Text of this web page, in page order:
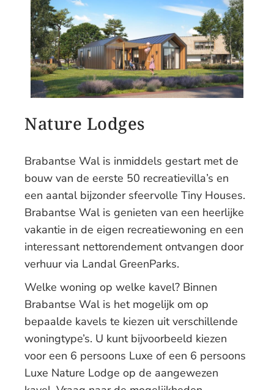
Nature Lodges
Brabantse Wal is inmiddels gestart met de
bouw van de eerste 50 recreatievilla’s en
een aantal bijzonder sfeervolle Tiny Houses.
Brabantse Wal is genieten van een heerlijke
vakantie in de eigen recreatiewoning en een
interessant nettorendement ontvangen door
verhuur via Landal GreenParks.
Welke woning op welke kavel? Binnen
Brabantse Wal is het mogelijk om op
bepaalde kavels te kiezen uit verschillende
woningtype’s. U kunt bijvoorbeeld kiezen
voor een 6 persoons Luxe of een 6 persoons
Luxe Nature Lodge op de aangewezen